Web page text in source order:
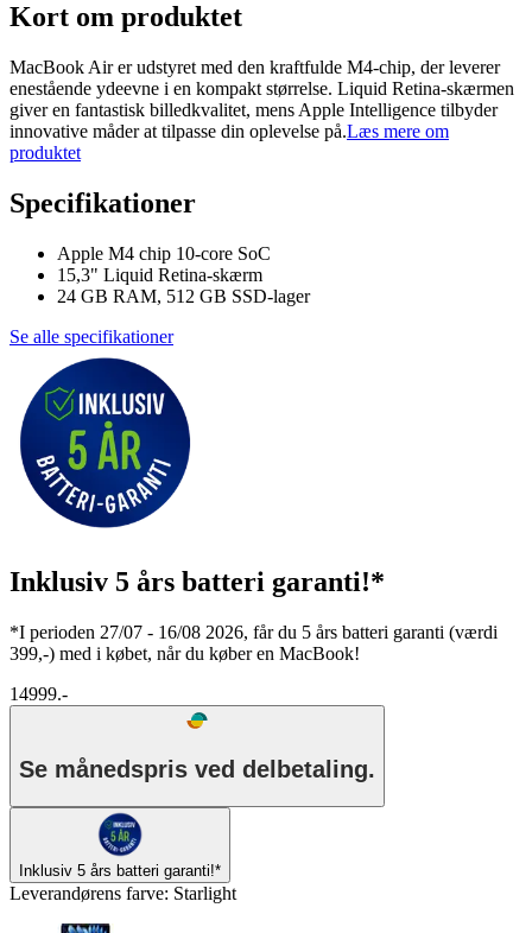
Kort om produktet
MacBook Air er udstyret med den kraftfulde M4-chip, der leverer
enestående ydeevne i en kompakt størrelse. Liquid Retina-skærmen
giver en fantastisk billedkvalitet, mens Apple Intelligence tilbyder
innovative måder at tilpasse din oplevelse på.Læs mere om
produktet
Specifikationer
Apple M4 chip 10-core SoC
15,3" Liquid Retina-skærm
24 GB RAM, 512 GB SSD-lager
Se alle specifikationer
Inklusiv 5 års batteri garanti!*
*I perioden 27/07 - 16/08 2026, får du 5 års batteri garanti (værdi
399,-) med i købet, når du køber en MacBook!
14999.-
Se månedspris ved delbetaling.
Inklusiv 5 års batteri garanti!*
Leverandørens farve: Starlight